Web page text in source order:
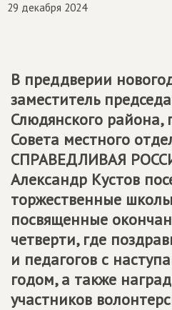
29 декабря 2024
В преддверии
заместитель
Слюдянского района,
Совета местного
СПРАВЕДЛИВАЯ
Александр Кустов
торжественные
посвященные
четверти, где
и педагогов с
годом, а также
участников